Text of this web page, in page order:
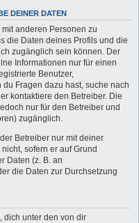
DEINER DATEN
anderen Personen zu
die Daten deines Profils und die
zugänglich sein können. Der
Informationen nur für einen
Benutzer,
Fragen dazu hast, suche nach
kontaktiere den Betreiber. Die
nur für den Betreiber und
zugänglich.
Betreiber nur mit deiner
sofern er auf Grund
Daten (z. B. an
die Daten zur Durchsetzung
dich unter den von dir